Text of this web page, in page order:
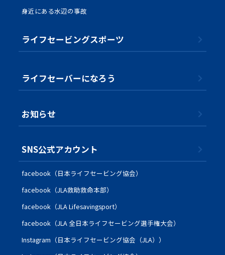
お問い合わせ
身近にある水辺の事故
ライフセービングスポーツ
ライフセーバーになろう
お知らせ
SNS公式アカウント
facebook（日本ライフセービング協会）
facebook（JLA救助救命本部）
facebook（JLA Lifesavingsport）
facebook（JLA 全日本ライフセービング選手権大会）
Instagram（日本ライフセービング協会（JLA））